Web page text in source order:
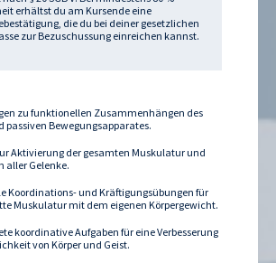
erhältst du am Kursende eine
die du bei deiner gesetzlichen
zur Bezuschussung einreichen kannst.
zu funktionellen Zusammenhängen des
passiven Bewegungsapparates.
Aktivierung der gesamten Muskulatur und
aller Gelenke.
Koordinations- und Kräftigungsübungen für
Muskulatur mit dem eigenen Körpergewicht.
koordinative Aufgaben für eine Verbesserung
von Körper und Geist.